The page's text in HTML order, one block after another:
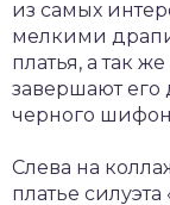
из самых
мелкими
платья, а так
завершают его
черного
Слева на
платье